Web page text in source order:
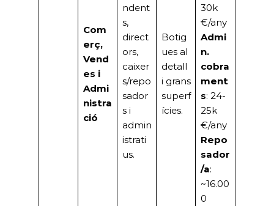
Com
erç,
Vend
es i
Admi
nistra
ció
ndent
s,
direct
ors,
caixer
s/repo
sador
s i
admin
istrati
us.
Botig
ues al
detall
i grans
superf
ícies.
30k
€/any
Admi
n.
cobra
ment
s: 24-
25k
€/any
Repo
sador
/a:
~16.00
0